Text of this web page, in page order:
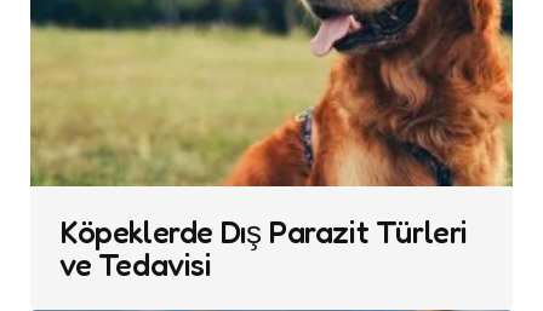
Köpeklerde Dış Parazit Türleri
ve Tedavisi